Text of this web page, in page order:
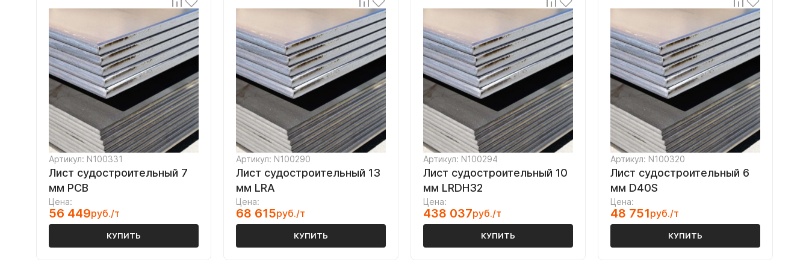
Артикул: N100331
Лист судостроительный 7
мм РСВ
Цена:
56 449руб./т
КУПИТЬ
Артикул: N100290
Лист судостроительный 13
мм LRA
Цена:
68 615руб./т
КУПИТЬ
Артикул: N100294
Лист судостроительный 10
мм LRDH32
Цена:
438 037руб./т
КУПИТЬ
Артикул: N100320
Лист судостроительный 6
мм D40S
Цена:
48 751руб./т
КУПИТЬ